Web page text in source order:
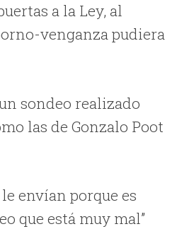
a la Ley, al
venganza pudiera
sondeo realizado
las de Gonzalo Poot
envían porque es
que está muy mal”